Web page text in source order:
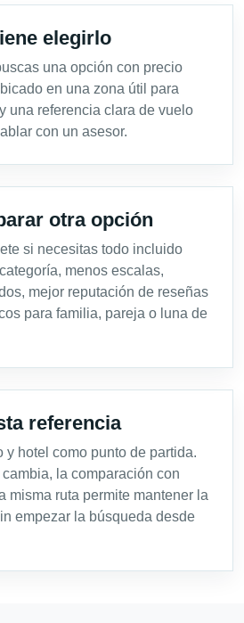
elegirlo
una opción con precio
en una zona útil para
una referencia clara de vuelo
con un asesor.
otra opción
si necesitas todo incluido
menos escalas,
mejor reputación de reseñas
para familia, pareja o luna de
referencia
y hotel como punto de partida.
la comparación con
misma ruta permite mantener la
empezar la búsqueda desde